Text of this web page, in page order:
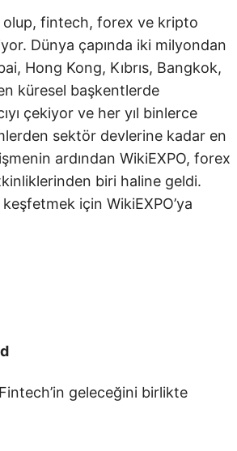
olup, fintech, forex ve kripto
Dünya çapında iki milyondan
Hong Kong, Kıbrıs, Bangkok,
küresel başkentlerde
çekiyor ve her yıl binlerce
sektör devlerine kadar en
ardından WikiEXPO, forex
biri haline geldi.
için WikiEXPO’ya
geleceğini birlikte